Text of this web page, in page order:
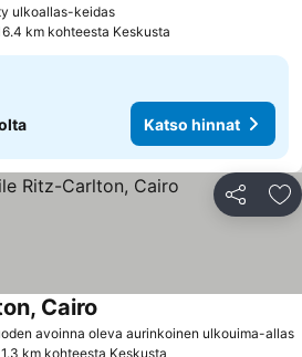
ulkoallas-keidas
km kohteesta Keskusta
Katso hinnat
Jaa
avoinna oleva aurinkoinen ulkouima-allas
Cairo
1.3 km kohteesta Keskusta